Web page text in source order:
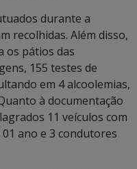
durante a
recolhidas. Além disso,
os pátios das
155 testes de
em 4 alcoolemias,
à documentação
11 veículos com
ano e 3 condutores